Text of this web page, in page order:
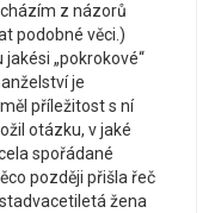
z názorů
podobné věci.)
„pokrokové“
je
příležitost s ní
otázku, v jaké
spořádané
později přišla řeč
žena